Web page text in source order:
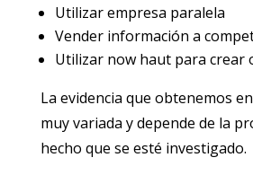
Utilizar empresa paralela
Vender información a
Utilizar now haut para crear
La evidencia que obtenemos
muy variada y depende de la
hecho que se esté investigado.